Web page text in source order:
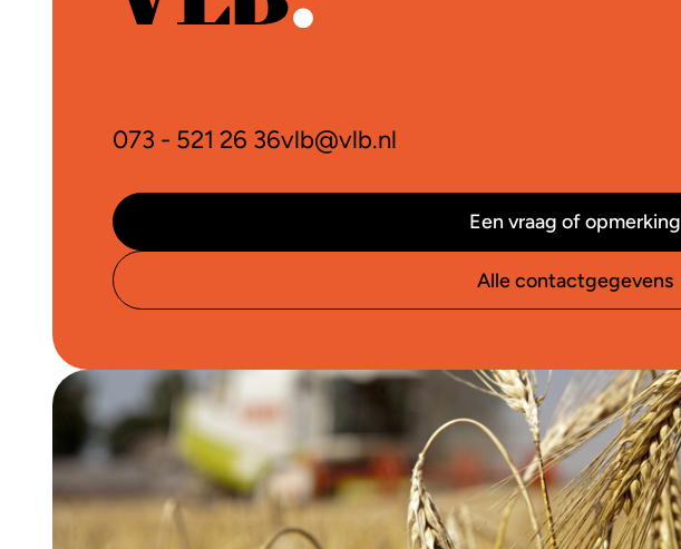
073 - 521 26 36vlb@vlb.nl
Een vraag of opmerking
Alle contactgegevens